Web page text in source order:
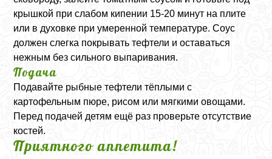
крышкой при слабом кипении 15-20 минут на плите
или в духовке при умеренной температуре. Соус
должен слегка покрывать тефтели и оставаться
нежным без сильного выпаривания.
Подача
Подавайте рыбные тефтели тёплыми с
картофельным пюре, рисом или мягкими овощами.
Перед подачей детям ещё раз проверьте отсутствие
костей.
Приятного аппетита!